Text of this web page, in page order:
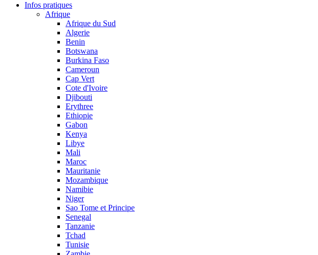
Infos pratiques
Afrique
Afrique du Sud
Algerie
Benin
Botswana
Burkina Faso
Cameroun
Cap Vert
Cote d'Ivoire
Djibouti
Erythree
Ethiopie
Gabon
Kenya
Libye
Mali
Maroc
Mauritanie
Mozambique
Namibie
Niger
Sao Tome et Principe
Senegal
Tanzanie
Tchad
Tunisie